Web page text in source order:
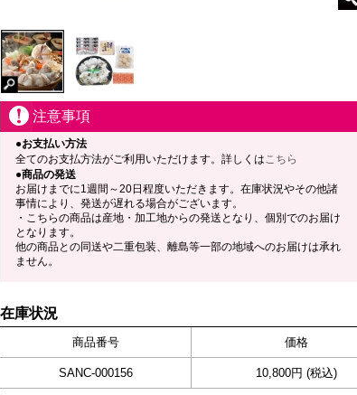
注意事項
●お支払い方法
全てのお支払方法がご利用いただけます。詳しくはこちら
●商品の発送
お届けまでに1週間～20日程度いただきます。在庫状況やその他諸
事情により、発送が遅れる場合がございます。
・こちらの商品は産地・加工地からの発送となり、個別でのお届け
となります。
他の商品との同送や二重包装、離島等一部の地域へのお届けは承れ
ません。
在庫状況
商品番号 価格
SANC-000156 10,800円 (税込)